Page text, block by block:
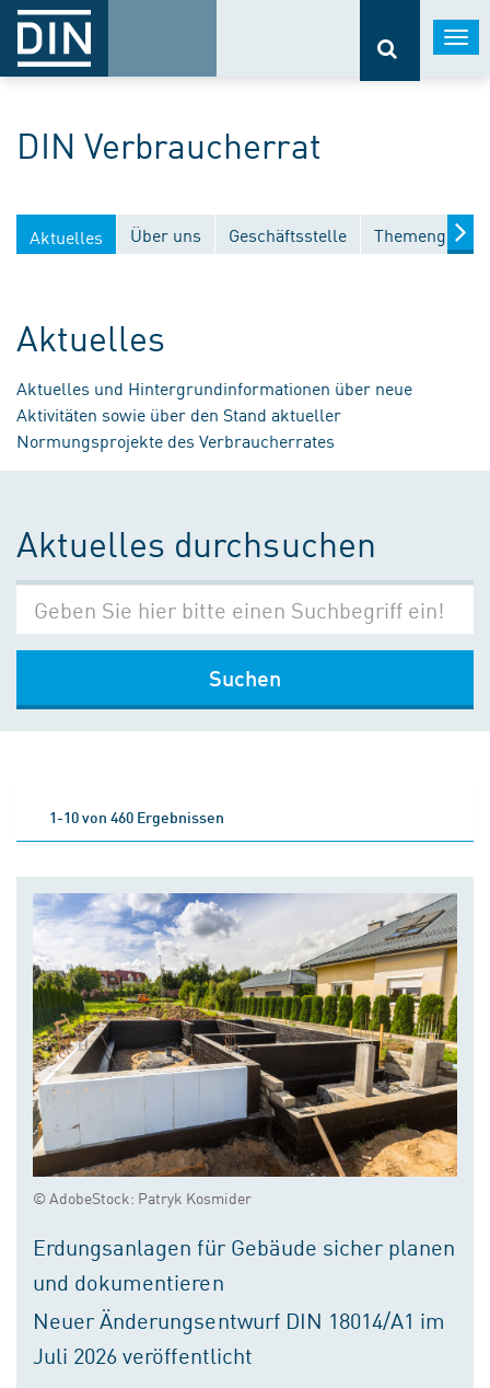
DIN Verbraucherrat
Aktuelles Über uns Geschäftsstelle
Aktuelles
Aktuelles und Hintergrundinformationen über neue
Aktivitäten sowie über den Stand aktueller
Normungsprojekte des Verbraucherrates
Aktuelles durchsuchen
Suchen
1-10 von 460 Ergebnissen
© AdobeStock: Patryk Kosmider
Erdungsanlagen für Gebäude sicher planen
und dokumentieren
Neuer Änderungsentwurf DIN 18014/A1 im
Juli 2026 veröffentlicht